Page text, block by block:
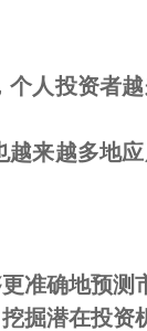
人投资者
来越多地应
准确地预测
掘潜在投资